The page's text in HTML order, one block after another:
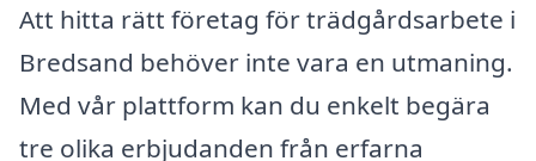
Att hitta rätt företag för trädgårdsarbete i
Bredsand behöver inte vara en utmaning.
Med vår plattform kan du enkelt begära
tre olika erbjudanden från erfarna